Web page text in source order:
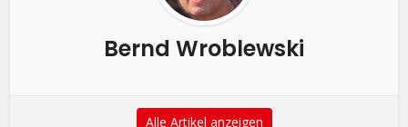
Bernd Wroblewski
Alle Artikel anzeigen